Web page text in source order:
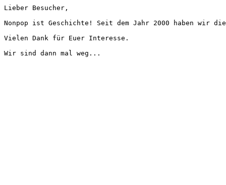
Lieber Besucher,
Nonpop ist Geschichte! Seit dem Jahr 2000 haben wir
Vielen Dank für Euer Interesse.
Wir sind dann mal weg...